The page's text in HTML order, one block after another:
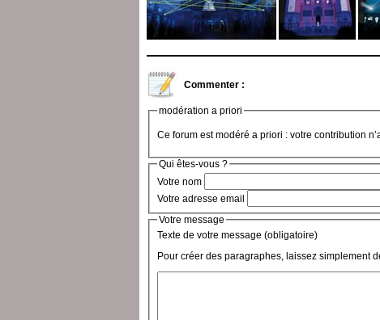
Commenter :
modération a priori
Ce forum est modéré a priori : votre contribution
Qui êtes-vous ?
Votre nom
Votre adresse email
Votre message
Texte de votre message (obligatoire)
Pour créer des paragraphes, laissez simplement